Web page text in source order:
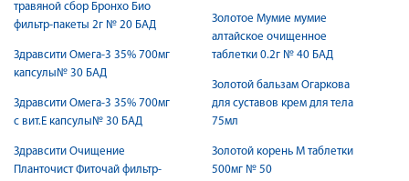
травяной сбор Бронхо Био
фильтр-пакеты 2г № 20 БАД
Здравсити Омега-3 35% 700мг
капсулы№ 30 БАД
Здравсити Омега-3 35% 700мг
с вит.Е капсулы№ 30 БАД
Здравсити Очищение
Планточист Фиточай фильтр-
Золотое Мумие мумие
алтайское очищенное
таблетки 0.2г № 40 БАД
Золотой бальзам Огаркова
для суставов крем для тела
75мл
Золотой корень М таблетки
500мг № 50